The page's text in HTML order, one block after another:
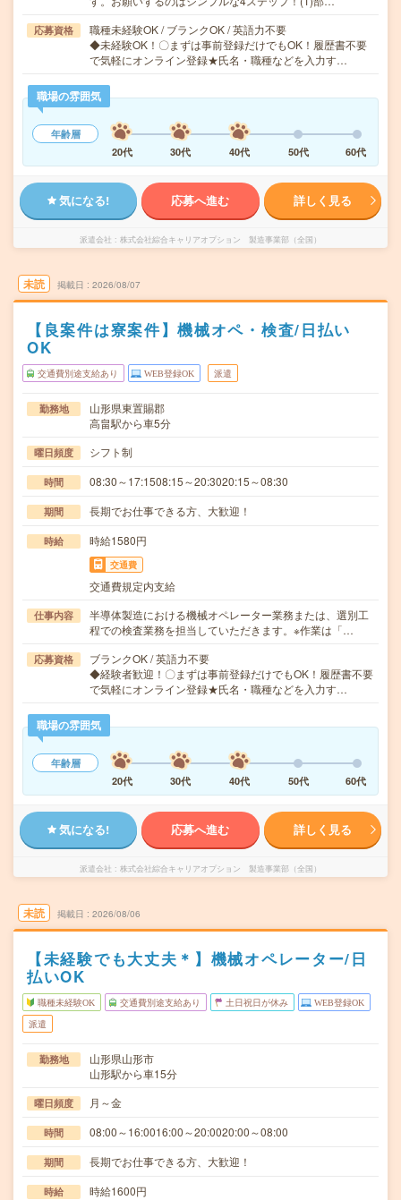
応募資格
職種未経験OK / ブランクOK / 英語力不要
◆未経験OK！〇まずは事前登録だけでもOK！履歴書不要
で気軽にオンライン登録★氏名・職種などを入力す…
職場の雰囲気
年齢層
20代
30代 40代 50代 60代
気になる! 応募へ進む 詳しく見る
派遣会社 株式会社綜合キャリアオプション 製造事業部（全国）
未読 掲載日 2026/08/07
【良案件は寮案件】機械オペ・検査/日払い
OK
交通費別途支給あり WEB登録OK 派遣
勤務地
山形県東置賜郡
高畠駅から車5分
曜日頻度 シフト制
時間 08:30～17:1508:15～20:3020:15～08:30
期間 長期でお仕事できる方、大歓迎！
時給 時給1580円
交通費
交通費規定内支給
仕事内容
半導体製造における機械オペレーター業務または、選別工
程での検査業務を担当していただきます。※作業は「…
応募資格
ブランクOK / 英語力不要
◆経験者歓迎！〇まずは事前登録だけでもOK！履歴書不要
で気軽にオンライン登録★氏名・職種などを入力す…
職場の雰囲気
年齢層
20代
30代 40代 50代 60代
気になる! 応募へ進む 詳しく見る
派遣会社 株式会社綜合キャリアオプション 製造事業部（全国）
未読 掲載日 2026/08/06
【未経験でも大丈夫＊】機械オペレーター/日
払いOK
職種未経験OK 交通費別途支給あり 土日祝日が休み WEB登録OK
派遣
勤務地
山形県山形市
山形駅から車15分
曜日頻度 月～金
時間 08:00～16:0016:00～20:0020:00～08:00
期間 長期でお仕事できる方、大歓迎！
時給 時給1600円